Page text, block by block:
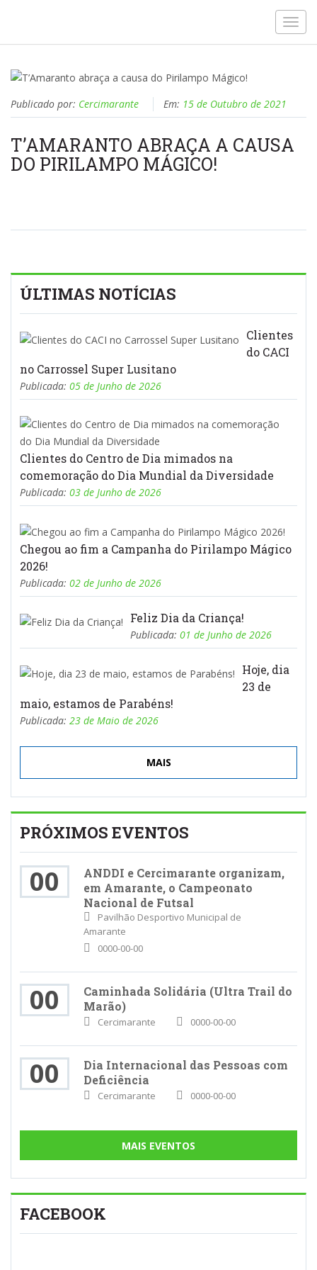
Publicado por: Cercimarante Em: 15 de Outubro de 2021
T’AMARANTO ABRAÇA A CAUSA
DO PIRILAMPO MÁGICO!
ÚLTIMAS NOTÍCIAS
Clientes
do CACI
no Carrossel Super Lusitano
Publicada: 05 de Junho de 2026
Clientes do Centro de Dia mimados na
comemoração do Dia Mundial da Diversidade
Publicada: 03 de Junho de 2026
Chegou ao fim a Campanha do Pirilampo Mágico
2026!
Publicada: 02 de Junho de 2026
Feliz Dia da Criança!
Publicada: 01 de Junho de 2026
Hoje, dia
23 de
maio, estamos de Parabéns!
Publicada: 23 de Maio de 2026
MAIS
PRÓXIMOS EVENTOS
00
ANDDI e Cercimarante organizam,
em Amarante, o Campeonato
Nacional de Futsal
Pavilhão Desportivo Municipal de
Amarante
0000-00-00
00
Caminhada Solidária (Ultra Trail do
Marão)
Cercimarante 0000-00-00
00
Dia Internacional das Pessoas com
Deficiência
Cercimarante 0000-00-00
MAIS EVENTOS
FACEBOOK